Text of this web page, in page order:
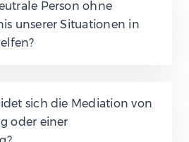
Person ohne
unserer Situationen in
sich die Mediation von
oder einer